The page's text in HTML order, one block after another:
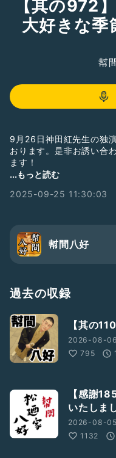
【其の972
大好きな季
幇
9月26日神田紅先生の独
おります。是非お誘い合
ます！
★Netflixの人気ドラマ
けですが、出演させてい
★講談の神田伯山先生の
https://youtu.be/
https://youtu.be/
【お問い合わせ】
浅草見番
03 3874 3131
...もっと読む
2025-09-25 11:30:03
幇間八好
過去の収録
【其の
2026-08-
795
【感謝
いたしま
2026-08-
1132